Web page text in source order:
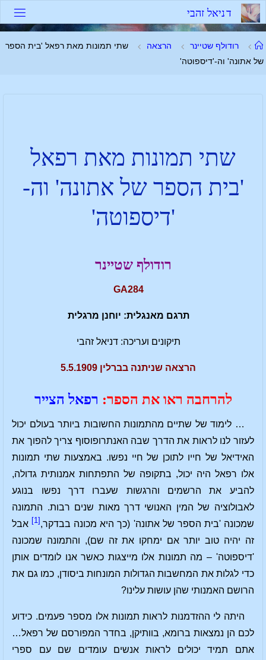
דניאל זהבי
רודולף שטיינר הרצאה
שתי תמונות מאת רפאל 'בית הספר
של אתונה' וה-'דיספוטה'
שתי תמונות מאת רפאל
'בית הספר של אתונה' וה-
'דיספוטה'
רודולף שטיינר
GA284
תרגם מאנגלית: יוחנן מרגלית
תיקונים ועריכה: דניאל זהבי
הרצאה שניתנה בברלין 5.5.1909
להרחבה ראו את הספר: רפאל הצייר
… לימוד של שתיים מהתמונות החשובות ביותר בעולם יכול
לעזור לנו לראות את הדרך שבה האנתרופוסוף צריך להפוך את
האידיאל של חייו לתוכן של חיי נפשו. באמצעות שתי תמונות
אלו רפאל היה יכול, בתקופה של התפתחות אמנותית גדולה,
להביע את הרשמים והרגשות שעברו דרך נפשו בנוגע
לאבולוציה של המין האנושי דרך מאות שנים רבות. התמונה
שמכונה 'בית הספר של אתונה' (כך היא מכונה בבדקר, [1]
אבל
זה יהיה טוב יותר אם ימחקו את זה שם), והתמונה שמכונה
'דיספוטה' – מה תמונות אלו מייצגות כאשר אנו לומדים אותן
כדי לגלות את המחשבות הגדולות המונחות ביסודן, כמו גם את
הרושם האמנותי שהן עושות עלינו?
היתה לי ההזדמנות לראות תמונות אלו מספר פעמים. כידוע
לכם הן נמצאות ברומא, בוותיקן, בחדר המפורסם של רפאל…
אתם תמיד יכולים לראות אנשים עומדים שם עם ספרי